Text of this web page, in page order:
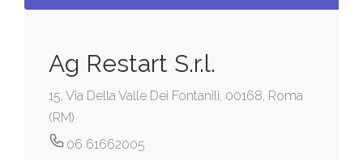
Ag Restart S.r.l.
15, Via Della Valle Dei Fontanili, 00168, Roma
(RM)
06 61662005